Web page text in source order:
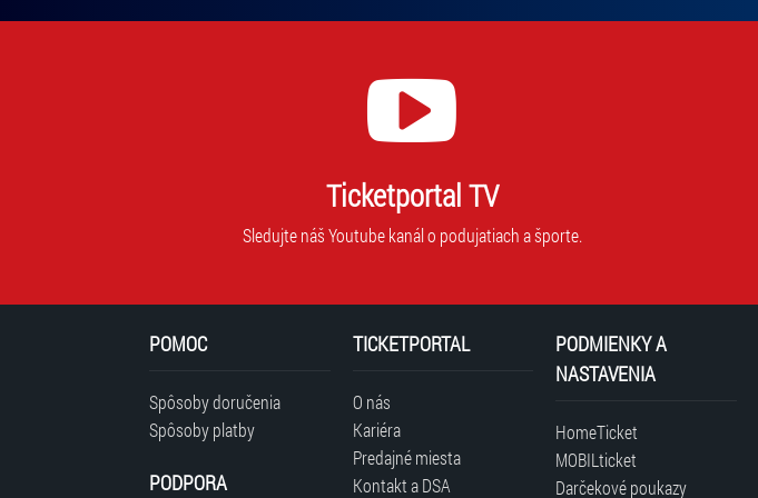
s
stranami.
Ticketportal TV
Sledujte náš Youtube kanál o podujatiach a športe.
POMOC
Spôsoby doručenia
Spôsoby platby
PODPORA
TICKETPORTAL
O nás
Kariéra
Predajné miesta
Kontakt a DSA
PODMIENKY A
NASTAVENIA
HomeTicket
MOBILticket
Darčekové poukazy